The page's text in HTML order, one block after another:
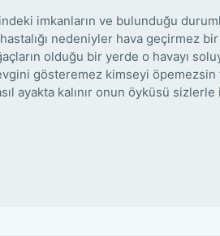
imkanların ve bulunduğu
nedeniyler hava geçirmez
olduğu bir yerde o havayı
gösteremez kimseyi
ayakta kalınır onun öyküsü